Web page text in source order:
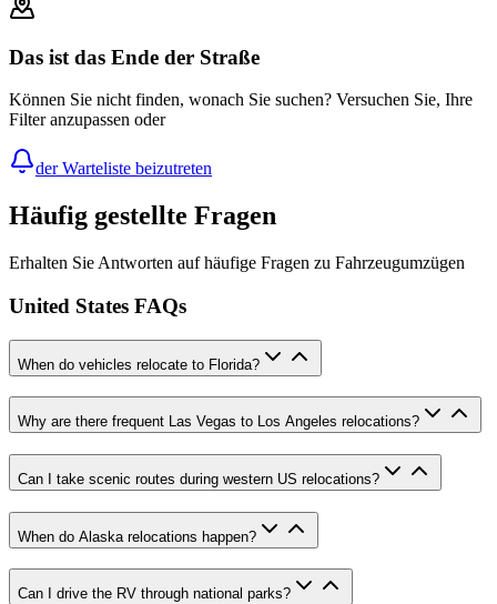
Das ist das Ende der Straße
Können Sie nicht finden, wonach Sie suchen? Versuchen Sie, Ihre
Filter anzupassen oder
der Warteliste beizutreten
Häufig gestellte Fragen
Erhalten Sie Antworten auf häufige Fragen zu Fahrzeugumzügen
United States FAQs
When do vehicles relocate to Florida?
Why are there frequent Las Vegas to Los Angeles relocations?
Can I take scenic routes during western US relocations?
When do Alaska relocations happen?
Can I drive the RV through national parks?